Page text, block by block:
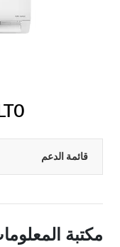
قائمة الدعم
مكتبة